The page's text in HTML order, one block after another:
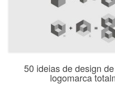
50 ideias de design
logomarca